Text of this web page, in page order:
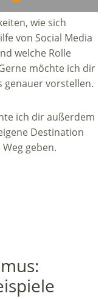
wie sich
von Social Media
welche Rolle
möchte ich dir
genauer vorstellen.
ich dir außerdem
Destination
geben.